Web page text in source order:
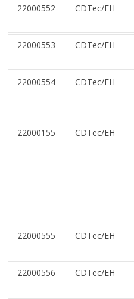
22000552 CDTec/EH
22000553 CDTec/EH
22000554 CDTec/EH
22000155 CDTec/EH
22000555 CDTec/EH
22000556 CDTec/EH